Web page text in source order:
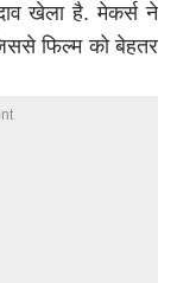
खेला है. मेकर्स ने
फिल्म को बेहतर